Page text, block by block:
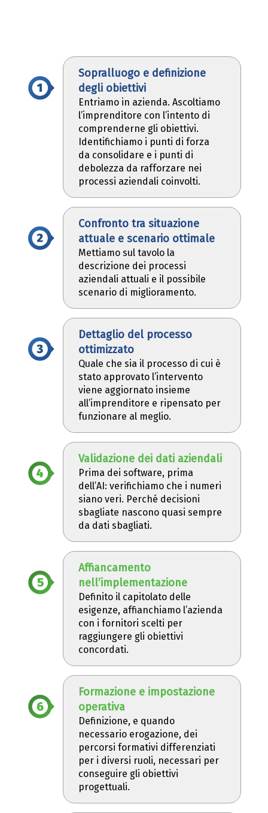
Sopralluogo e definizione
degli obiettivi
Entriamo in azienda. Ascoltiamo
l’imprenditore con l’intento di
comprenderne gli obiettivi.
Identifichiamo i punti di forza
da consolidare e i punti di
debolezza da rafforzare nei
processi aziendali coinvolti.
Confronto tra situazione
attuale e scenario ottimale
Mettiamo sul tavolo la
descrizione dei processi
aziendali attuali e il possibile
scenario di miglioramento.
Dettaglio del processo
ottimizzato
Quale che sia il processo di cui è
stato approvato l’intervento
viene aggiornato insieme
all’imprenditore e ripensato per
funzionare al meglio.
Validazione dei dati aziendali
Prima dei software, prima
dell’AI: verifichiamo che i numeri
siano veri. Perché decisioni
sbagliate nascono quasi sempre
da dati sbagliati.
Affiancamento
nell’implementazione
Definito il capitolato delle
esigenze, affianchiamo l’azienda
con i fornitori scelti per
raggiungere gli obiettivi
concordati.
Formazione e impostazione
operativa
Definizione, e quando
necessario erogazione, dei
percorsi formativi differenziati
per i diversi ruoli, necessari per
conseguire gli obiettivi
progettuali.